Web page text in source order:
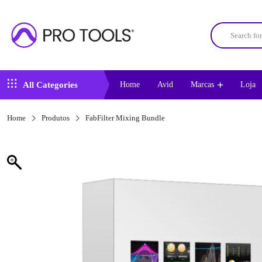
All Categories Home Avid Marcas Loja
Home Produtos FabFilter Mixing Bundle